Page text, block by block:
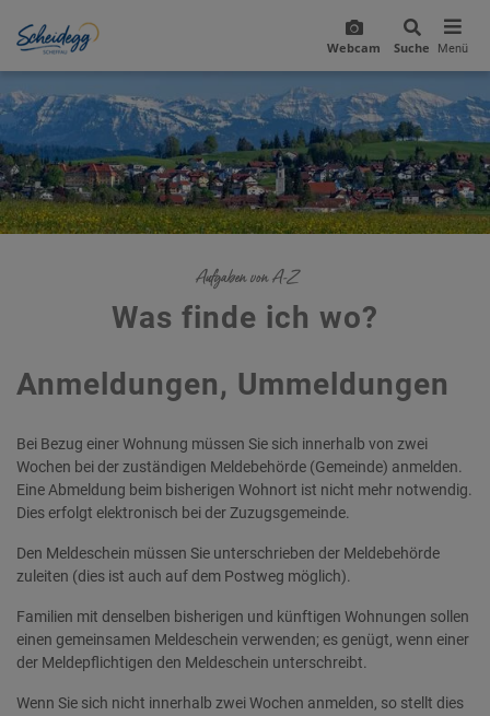
Webcam Suche Menü
Aufgaben von A-Z
Was finde ich wo?
Anmeldungen, Ummeldungen
Bei Bezug einer Wohnung müssen Sie sich innerhalb von zwei
Wochen bei der zuständigen Meldebehörde (Gemeinde) anmelden.
Eine Abmeldung beim bisherigen Wohnort ist nicht mehr notwendig.
Dies erfolgt elektronisch bei der Zuzugsgemeinde.
Den Meldeschein müssen Sie unterschrieben der Meldebehörde
zuleiten (dies ist auch auf dem Postweg möglich).
Familien mit denselben bisherigen und künftigen Wohnungen sollen
einen gemeinsamen Meldeschein verwenden; es genügt, wenn einer
der Meldepflichtigen den Meldeschein unterschreibt.
Wenn Sie sich nicht innerhalb zwei Wochen anmelden, so stellt dies